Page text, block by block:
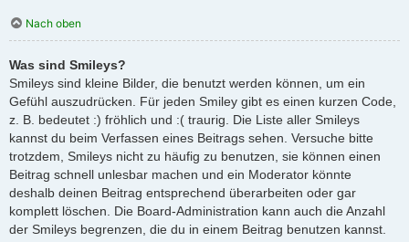
Nach oben
Was sind Smileys?
Smileys sind kleine Bilder, die benutzt werden können, um ein
Gefühl auszudrücken. Für jeden Smiley gibt es einen kurzen Code,
z. B. bedeutet :) fröhlich und :( traurig. Die Liste aller Smileys
kannst du beim Verfassen eines Beitrags sehen. Versuche bitte
trotzdem, Smileys nicht zu häufig zu benutzen, sie können einen
Beitrag schnell unlesbar machen und ein Moderator könnte
deshalb deinen Beitrag entsprechend überarbeiten oder gar
komplett löschen. Die Board-Administration kann auch die Anzahl
der Smileys begrenzen, die du in einem Beitrag benutzen kannst.